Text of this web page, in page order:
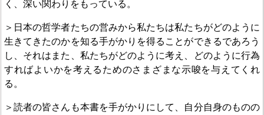
く、深い関わりをもっている。
＞日本の哲学者たちの営みから私たちは私たちがどのように
生きてきたのかを知る手がかりを得ることができるであろう
し、それはまた、私たちがどのように考え、どのように行為
すればよいかを考えるためのさまざまな示唆を与えてくれ
る。
＞読者の皆さんも本書を手がかりにして、自分自身のものの